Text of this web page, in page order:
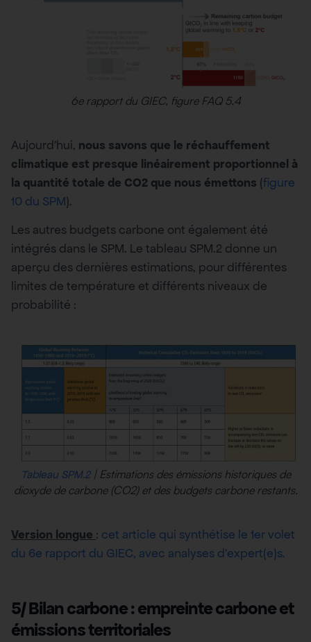
6e rapport du GIEC, figure FAQ 5.4
Aujourd’hui, nous savons que le réchauffement
climatique est presque linéairement proportionnel à
la quantité totale de CO2 que nous émettons (figure
10 du SPM).
Les autres budgets carbone ont également été
intégrés dans le SPM. Le tableau SPM.2 donne un
aperçu des dernières estimations, pour différentes
limites de température et différents niveaux de
probabilité :
Tableau SPM.2| Estimations des émissions historiques de
dioxyde de carbone (CO2) et des budgets carbone restants.
Version longue : cet article qui synthétise le 1er volet
du 6e rapport du GIEC, avec analyses d’expert(e)s.
5/ Bilan carbone : empreinte carbone et
émissions territoriales